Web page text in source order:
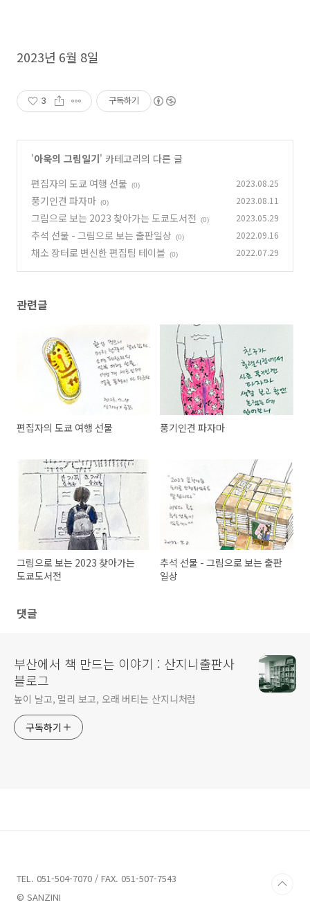
2023년 6월 8일
3 구독하기
'아욱의 그림일기' 카테고리의 다른 글
편집자의 도쿄 여행 선물
(0) 2023.08.25
풍기인견 파자마 (0) 2023.08.11
그림으로 보는 2023 찾아가는 도쿄도서전 (0) 2023.05.29
추석 선물 - 그림으로 보는 출판일상 (0) 2022.09.16
채소 장터로 변신한 편집팀 테이블 (0) 2022.07.29
관련글
편집자의 도쿄 여행 선물 풍기인견 파자마
그림으로 보는 2023 찾아가는
도쿄도서전
추석 선물 - 그림으로 보는 출판
일상
댓글
부산에서 책 만드는 이야기 : 산지니출판사
블로그
높이 날고, 멀리 보고, 오래 버티는 산지니처럼
구독하기
TEL. 051-504-7070 / FAX. 051-507-7543
© SANZINI